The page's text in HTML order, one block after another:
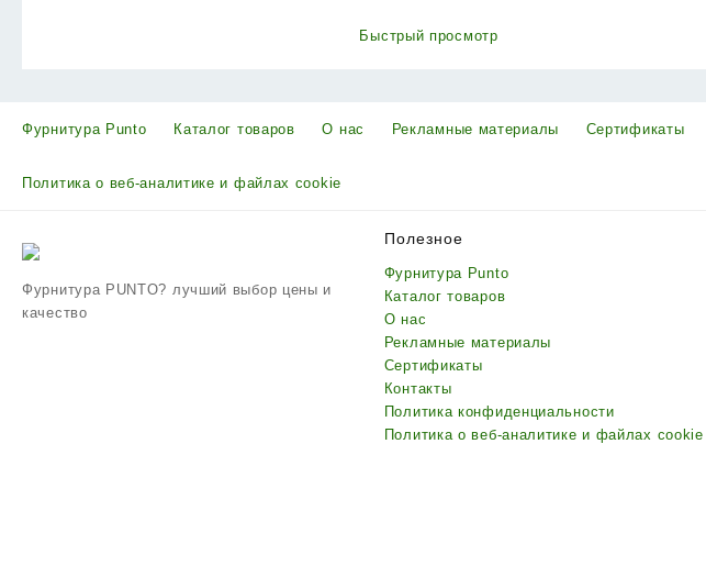
мат.никель/хром
Быстрый просмотр
Фурнитура Punto Каталог товаров О нас Рекламные материалы Сертификаты
Политика о веб-аналитике и файлах cookie
Фурнитура PUNTO? лучший выбор цены и
качество
Полезное
Фурнитура Punto
Каталог товаров
О нас
Рекламные материалы
Сертификаты
Контакты
Политика конфиденциальности
Политика о веб-аналитике и файлах cookie